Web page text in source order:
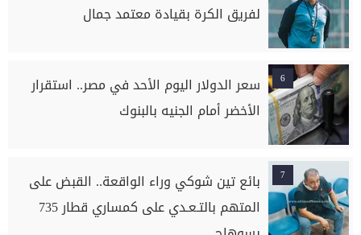
لفريق الكرة بقيادة معتمد جمال
6
سعر الدولار اليوم الأحد في مصر.. استقرار
الأخضر أمام الجنيه بالبنوك
7
بائع تين شوكي وراء الواقعة.. القبض على
المتهم بالتـعـدي على كمساري قطار 735